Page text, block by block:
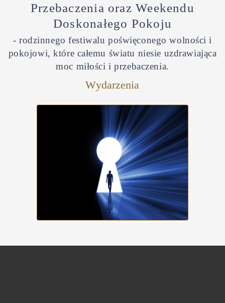
Przebaczenia oraz Weekendu
Doskonałego Pokoju
- rodzinnego festiwalu poświęconego wolności i
pokojowi, które całemu światu niesie uzdrawiająca
moc miłości i przebaczenia.
Wydarzenia